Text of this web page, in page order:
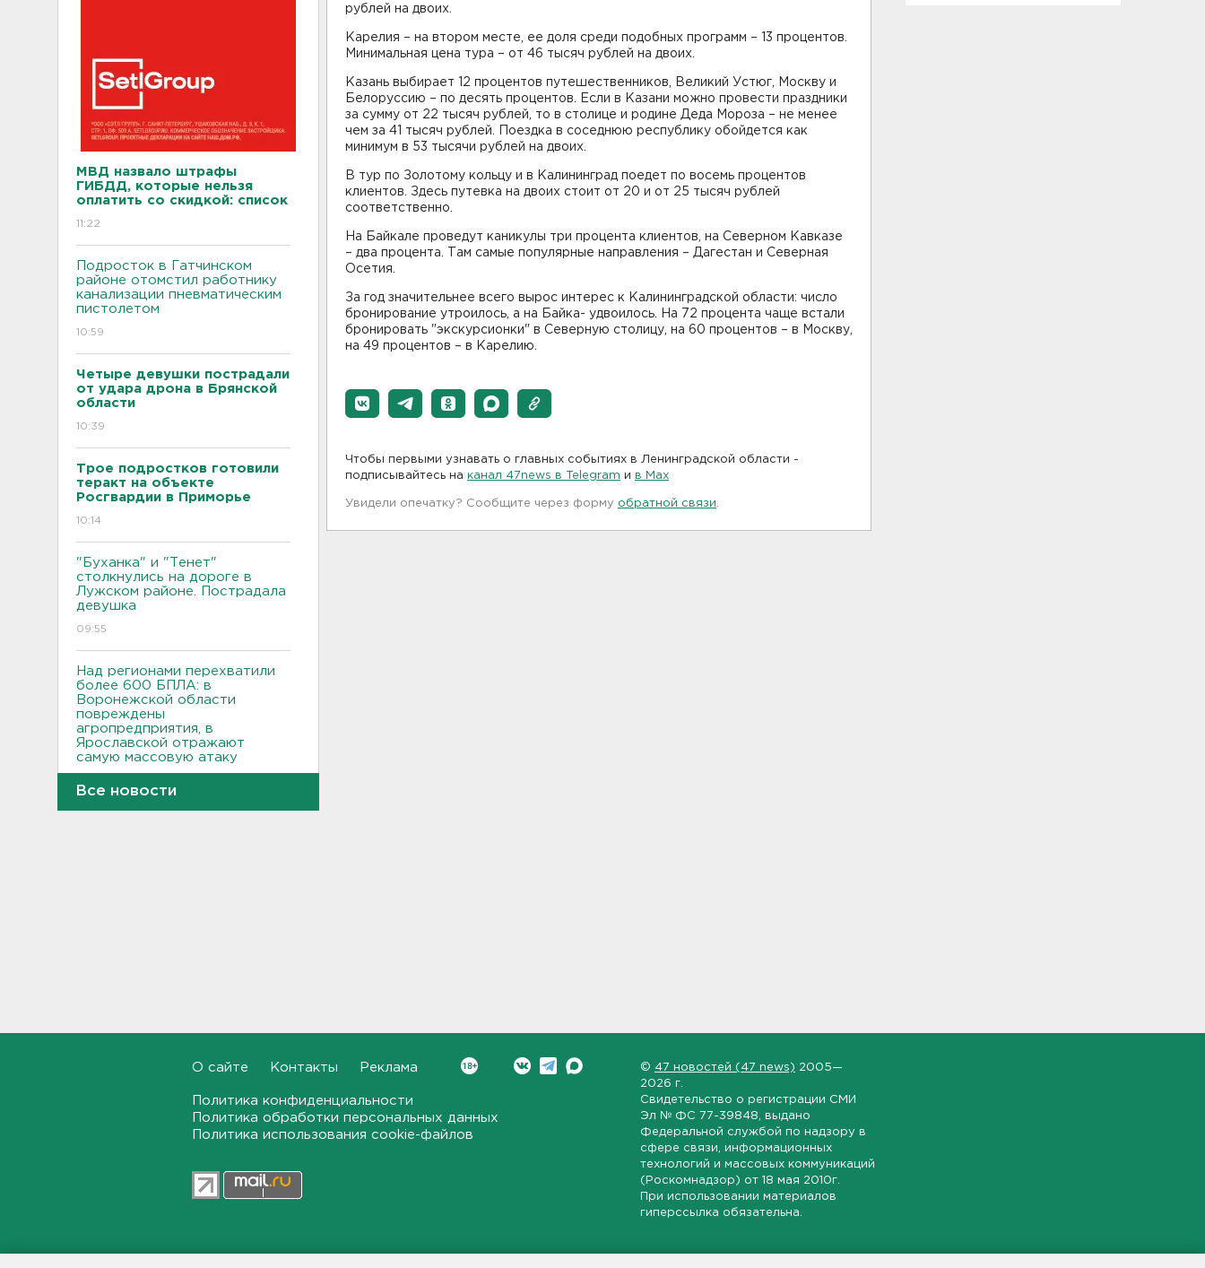
МВД назвало штрафы
ГИБДД, которые нельзя
оплатить со скидкой: список
11:22
Подросток в Гатчинском
районе отомстил работнику
канализации пневматическим
пистолетом
10:59
Четыре девушки пострадали
от удара дрона в Брянской
области
10:39
Трое подростков готовили
теракт на объекте
Росгвардии в Приморье
10:14
"Буханка" и "Тенет"
столкнулись на дороге в
Лужском районе. Пострадала
девушка
09:55
Над регионами перехватили
более 600 БПЛА: в
Воронежской области
повреждены
агропредприятия, в
Ярославской отражают
самую массовую атаку
В годовщину вторжения
ВСУ в Курскую область СК
рассказал, сколько человек
Все новости
рублей на двоих.
Карелия – на втором месте, ее доля среди подобных программ – 13 процентов.
Минимальная цена тура – от 46 тысяч рублей на двоих.
Казань выбирает 12 процентов путешественников, Великий Устюг, Москву и
Белоруссию – по десять процентов. Если в Казани можно провести праздники
за сумму от 22 тысяч рублей, то в столице и родине Деда Мороза – не менее
чем за 41 тысяч рублей. Поездка в соседнюю республику обойдется как
минимум в 53 тысячи рублей на двоих.
В тур по Золотому кольцу и в Калининград поедет по восемь процентов
клиентов. Здесь путевка на двоих стоит от 20 и от 25 тысяч рублей
соответственно.
На Байкале проведут каникулы три процента клиентов, на Северном Кавказе
– два процента. Там самые популярные направления – Дагестан и Северная
Осетия.
За год значительнее всего вырос интерес к Калининградской области: число
бронирование утроилось, а на Байка- удвоилось. На 72 процента чаще встали
бронировать "экскурсионки" в Северную столицу, на 60 процентов – в Москву,
на 49 процентов – в Карелию.
Чтобы первыми узнавать о главных событиях в Ленинградской области -
подписывайтесь на канал 47news в Telegram и в Maх
Увидели опечатку? Сообщите через форму обратной связи
О сайте Контакты Реклама
Политика конфиденциальности
Политика обработки персональных данных
Политика использования cookie-файлов
© 47 новостей (47 news) 2005—
2026 г.
Свидетельство о регистрации СМИ
Эл № ФС 77-39848 , выдано
Федеральной службой по надзору в
сфере связи, информационных
технологий и массовых коммуникаций
(Роскомнадзор) от 18 мая 2010г.
При использовании материалов
гиперссылка обязательна.